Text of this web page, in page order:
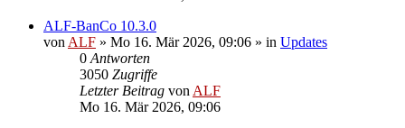
ALF-BanCo 10.3.0
von ALF » Mo 16. Mär 2026, 09:06 » in Updates
0 Antworten
3050 Zugriffe
Letzter Beitrag von ALF
Mo 16. Mär 2026, 09:06